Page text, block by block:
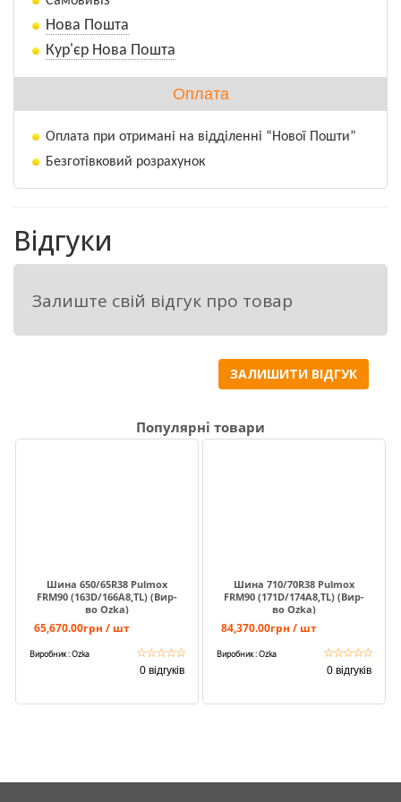
забезпечує надійне зчеплення та стійкість.
TL тип гуми свідчить про можливість
використання без камер, що підвищує
зручність в експлуатації та робить цю
шину чудовим вибором для різних
вантажних автомобілів.
Нова Пошта
Кур'єр Нова Пошта
Оплата
Оплата при отримані на відділенні “Нової Пошти”
Безготівковий розрахунок
Відгуки
Залиште свій відгук про товар
ЗАЛИШИТИ ВІДГУК
Популярні товари
Шина 650/65R38 Pulmox
FRM90 (163D/166A8,TL) (Вир-
во Ozka)
65,670.00грн / шт
Виробник : Ozka ☆☆☆☆☆
0 відгуків
Шина 710/70R38 Pulmox
FRM90 (171D/174A8,TL) (Вир-
во Ozka)
84,370.00грн / шт
Виробник : Ozka ☆☆☆☆☆
0 відгуків